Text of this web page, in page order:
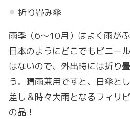
折り畳み傘
雨季（6〜10月）はよく雨が
日本のようにどこでもビニー
はないので、外出時には折り
う。晴雨兼用ですと、日傘と
差し＆時々大雨となるフィリ
の品！